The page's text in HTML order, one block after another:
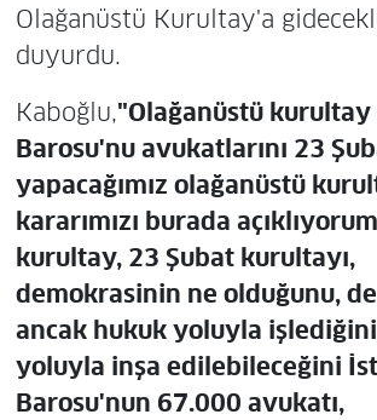
Olağanüstü Kurultay'a
duyurdu.
Kaboğlu,"Olağanüstü
Barosu'nu avukatlarını 23
yapacağımız olağanüstü
kararımızı burada
kurultay, 23 Şubat kurultayı,
demokrasinin ne olduğunu,
ancak hukuk yoluyla
yoluyla inşa edilebileceğini
Barosu'nun 67.000 avukatı,